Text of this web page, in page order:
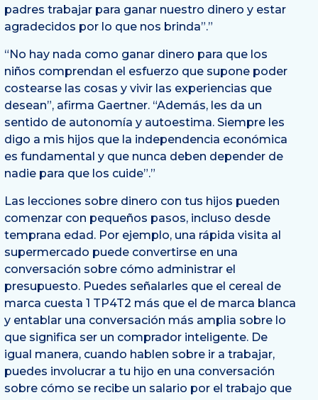
padres trabajar para ganar nuestro dinero y estar
agradecidos por lo que nos brinda”.”
“No hay nada como ganar dinero para que los
niños comprendan el esfuerzo que supone poder
costearse las cosas y vivir las experiencias que
desean”, afirma Gaertner. “Además, les da un
sentido de autonomía y autoestima. Siempre les
digo a mis hijos que la independencia económica
es fundamental y que nunca deben depender de
nadie para que los cuide”.”
Las lecciones sobre dinero con tus hijos pueden
comenzar con pequeños pasos, incluso desde
temprana edad. Por ejemplo, una rápida visita al
supermercado puede convertirse en una
conversación sobre cómo administrar el
presupuesto. Puedes señalarles que el cereal de
marca cuesta 1 TP4T2 más que el de marca blanca
y entablar una conversación más amplia sobre lo
que significa ser un comprador inteligente. De
igual manera, cuando hablen sobre ir a trabajar,
puedes involucrar a tu hijo en una conversación
sobre cómo se recibe un salario por el trabajo que